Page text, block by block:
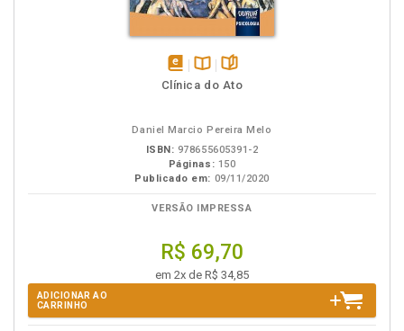
disponívelDisponível
páginas
Clínica do Ato
Daniel Marcio Pereira Melo
ISBN: 978655605391-2
Páginas: 150
Publicado em: 09/11/2020
VERSÃO IMPRESSA
R$ 69,70
em 2x de R$ 34,85
ADICIONAR AO
CARRINHO